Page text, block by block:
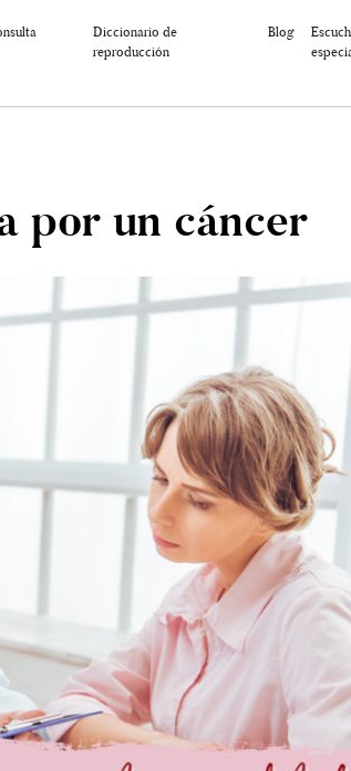
Diccionario de
reproducción
Blog
por un cáncer